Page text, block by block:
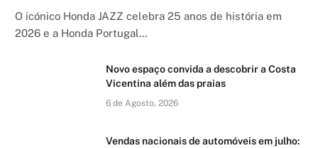
O icónico Honda JAZZ celebra 25 anos de história em
2026 e a Honda Portugal…
Novo espaço convida a descobrir a Costa
Vicentina além das praias
6 de Agosto, 2026
Vendas nacionais de automóveis em julho: